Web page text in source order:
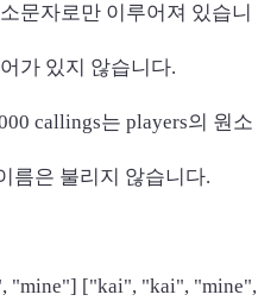
문자로만 이루어져 있습니
가 있지 않습니다.
callings는 players의 원소
름은 불리지 않습니다.
"mine"] ["kai", "kai", "mine",